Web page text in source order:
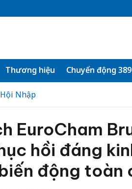
Thương hiệu Chuyển động 389
Hội Nhập
EuroCham
hồi đáng
động toàn